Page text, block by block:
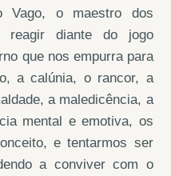
Vago, o maestro dos
reagir diante do jogo
que nos empurra para
a calúnia, o rancor, a
a maledicência, a
mental e emotiva, os
e tentarmos ser
a conviver com o